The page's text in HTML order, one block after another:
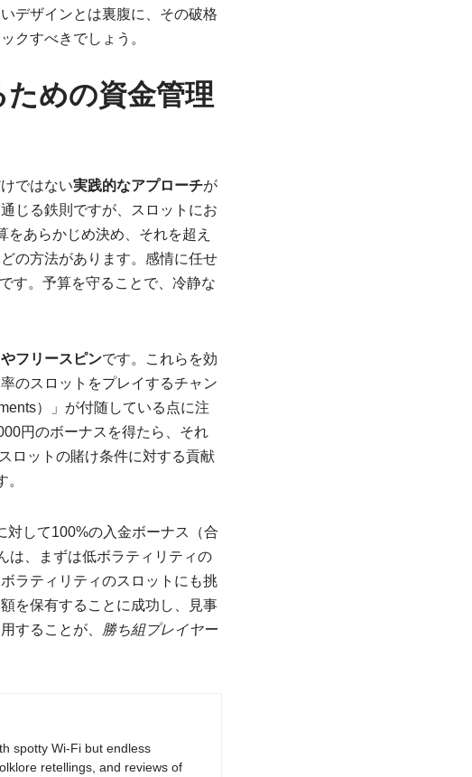
デザインとは裏腹に、その破格
クすべきでしょう。
めの資金管理
ではない実践的なアプローチが
じる鉄則ですが、スロットにお
あらかじめ決め、それを超え
の方法があります。感情に任せ
す。予算を守ることで、冷静な
フリースピンです。これらを効
のスロットをプレイするチャン
）」が付随している点に注
円のボーナスを得たら、それ
ロットの賭け条件に対する貢献
して100%の入金ボーナス（合
は、まずは低ボラティリティの
ラティリティのスロットにも挑
を保有することに成功し、見事
することが、
勝ち組プレイヤー
spotty Wi-Fi but endless
retellings, and reviews of